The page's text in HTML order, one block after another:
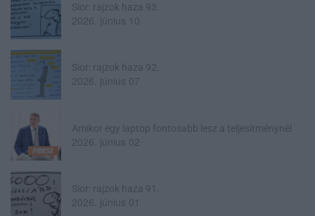
Sior: rajzok haza 93.
2026. június 10
Sior: rajzok haza 92.
2026. június 07
Amikor egy laptop fontosabb lesz a teljesítménynél
2026. június 02
Sior: rajzok haza 91.
2026. június 01